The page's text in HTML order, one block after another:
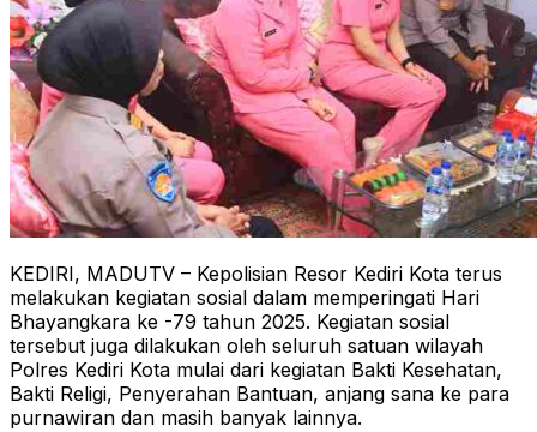
KEDIRI, MADUTV – Kepolisian Resor Kediri Kota terus
melakukan kegiatan sosial dalam memperingati Hari
Bhayangkara ke -79 tahun 2025. Kegiatan sosial
tersebut juga dilakukan oleh seluruh satuan wilayah
Polres Kediri Kota mulai dari kegiatan Bakti Kesehatan,
Bakti Religi, Penyerahan Bantuan, anjang sana ke para
purnawiran dan masih banyak lainnya.